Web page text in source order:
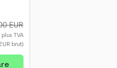
EUR
TVA
brut)